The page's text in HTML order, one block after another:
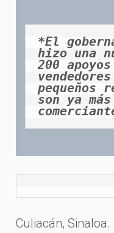
*El
hizo una
200
pequeños
son ya
Culiacán,